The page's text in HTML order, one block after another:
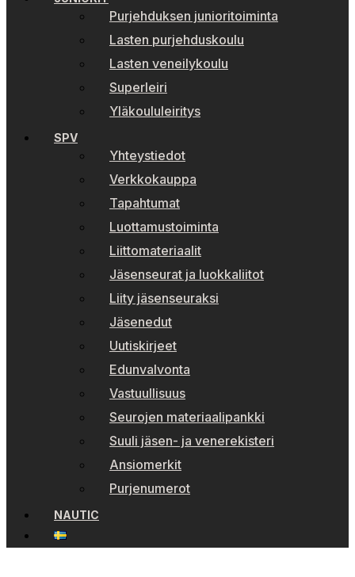
Purjehduksen junioritoiminta
Lasten purjehduskoulu
Lasten veneilykoulu
Superleiri
Yläkoululeiritys
SPV
Yhteystiedot
Verkkokauppa
Tapahtumat
Luottamustoiminta
Liittomateriaalit
Jäsenseurat ja luokkaliitot
Liity jäsenseuraksi
Jäsenedut
Uutiskirjeet
Edunvalvonta
Vastuullisuus
Seurojen materiaalipankki
Suuli jäsen- ja venerekisteri
Ansiomerkit
Purjenumerot
NAUTIC